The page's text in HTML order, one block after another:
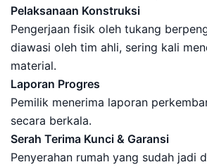
Pelaksanaan Konstruksi
Pengerjaan fisik oleh tukang
diawasi oleh tim ahli, sering kali
material.
Laporan Progres
Pemilik menerima laporan
secara berkala.
Serah Terima Kunci & Garansi
Penyerahan rumah yang sudah jadi